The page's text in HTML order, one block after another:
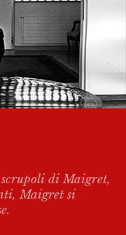
di Maigret,
Maigret si